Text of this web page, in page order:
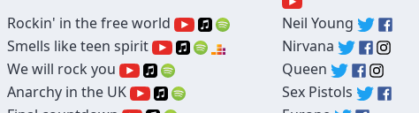
Rockin' in the free world
Neil Young
Smells like teen spirit
Nirvana
We will rock you
Queen
Anarchy in the UK
Sex Pistols